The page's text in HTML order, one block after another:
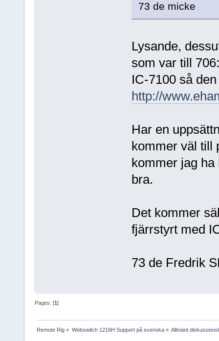
73 de micke
Lysande,
som var till
IC-7100 så
http://
Har en
kommer väl till
kommer jag ha
bra.
Det kommer
fjärrstyrt med
73 de Fredrik
Pages: [1]
Remote Rig » Webswitch 1216H Support på svenska» Allmänt